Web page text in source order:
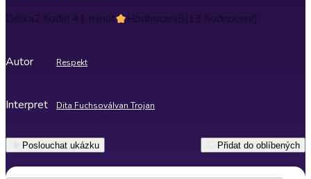
Délka2 hodin 41 minut Hodnocení5(13 hodnocení)
Autor Respekt
Interpret Dita FuchsováIvan Trojan
Poslouchat ukázku Přidat do oblíbených